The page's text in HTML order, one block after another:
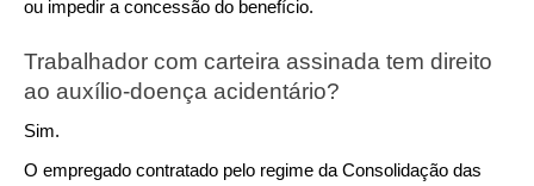
ou impedir a concessão do benefício.
Trabalhador com carteira assinada tem direito
ao auxílio-doença acidentário?
Sim.
O empregado contratado pelo regime da Consolidação das